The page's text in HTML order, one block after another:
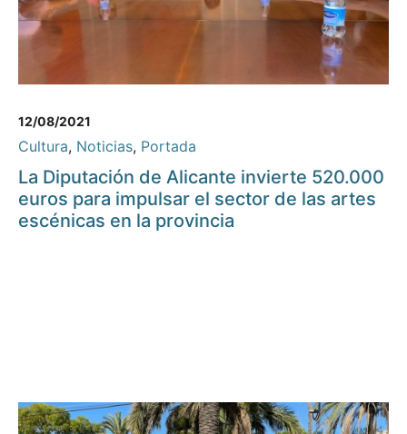
12/08/2021
Cultura, Noticias, Portada
La Diputación de Alicante invierte 520.000
euros para impulsar el sector de las artes
escénicas en la provincia